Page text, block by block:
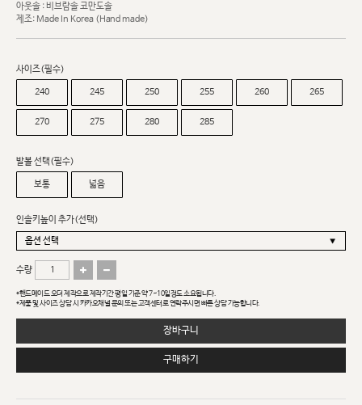
아웃솔 : 비브람솔 코만도솔
제조: Made In Korea (Hand made)
사이즈(필수)
240 245 250 255 260 265
270 275 280 285
발볼 선택(필수)
보통 넓음
인솔키높이 추가(선택)
수량
*핸드메이드 오더 제작으로 제작기간 평일 기준 약 7~10일정도 소요됩니다.
*제품 및 사이즈 상담 시 카카오채널 문의 또는 고객센터로 연락주시면 빠른 상담 가능합니다.
장바구니
구매하기